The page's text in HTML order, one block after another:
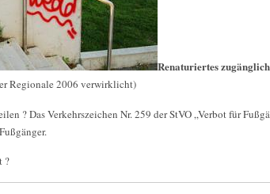
Renaturiertes
Regionale 2006 verwirklicht)
? Das Verkehrszeichen Nr. 259 der StVO „Verbot für
?